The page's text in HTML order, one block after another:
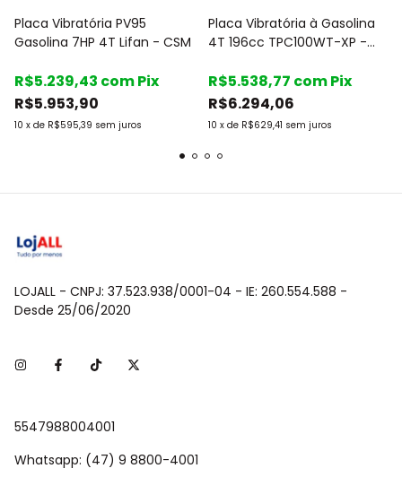
Placa Vibratória PV95
Gasolina 7HP 4T Lifan - CSM
R$5.953,90
10 x de R$595,39 sem juros
R$5.239,43 comPix
Placa Vibratória à Gasolina
4T 196cc TPC100WT-XP -
R$6.294,06
10 x de R$629,41 sem juros
R$5.538,77 comPix
LOJALL - CNPJ: 37.523.938/0001-04 - IE: 260.554.588 -
Desde 25/06/2020
5547988004001
Whatsapp: (47) 9 8800-4001